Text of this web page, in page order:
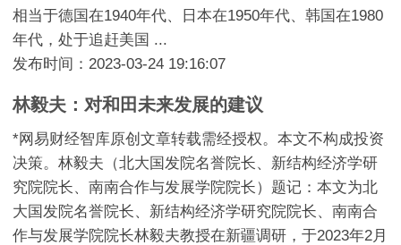
相当于德国在1940年代、日本在1950年代、韩国在1980
年代，处于追赶美国 ...
发布时间：2023-03-24 19:16:07
林毅夫：对和田未来发展的建议
*网易财经智库原创文章转载需经授权。本文不构成投资
决策。林毅夫（北大国发院名誉院长、新结构经济学研
究院院长、南南合作与发展学院院长）题记：本文为北
大国发院名誉院长、新结构经济学研究院院长、南南合
作与发展学院院长林毅夫教授在新疆调研，于2023年2月